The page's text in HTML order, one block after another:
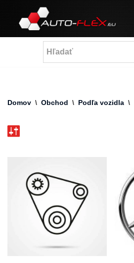
Prejsť
na
Domov \ Obchod \ Podľa vozidla \